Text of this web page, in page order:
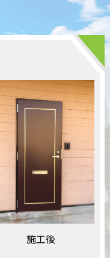
施工後